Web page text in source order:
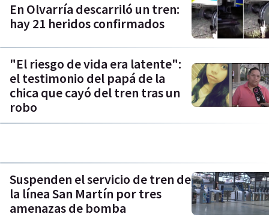
En Olvarría descarriló un tren:
hay 21 heridos confirmados
"El riesgo de vida era latente":
el testimonio del papá de la
chica que cayó del tren tras un
robo
Suspenden el servicio de tren de
la línea San Martín por tres
amenazas de bomba